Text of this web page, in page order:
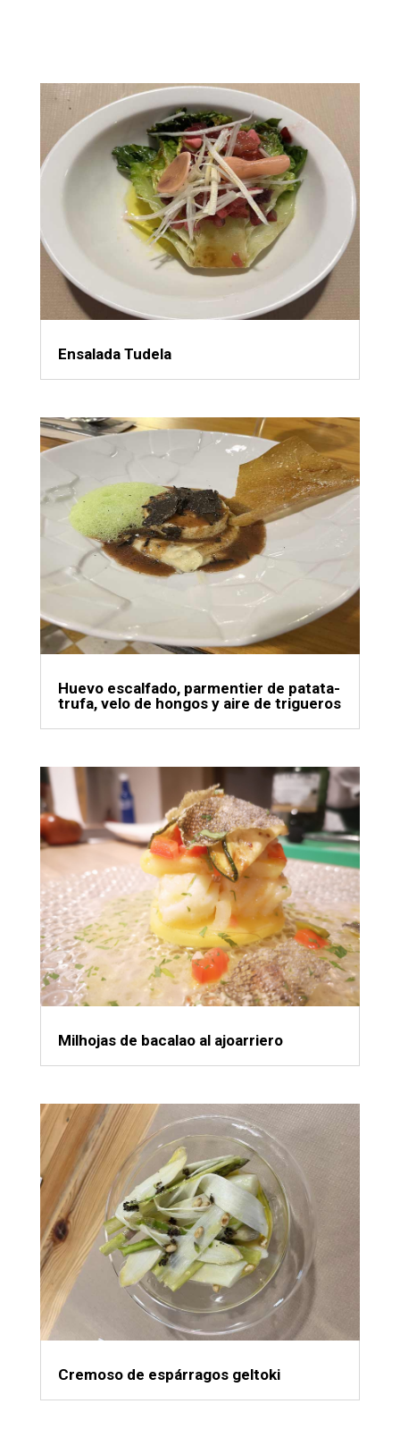
Ensalada Tudela
Huevo escalfado, parmentier de patata-
trufa, velo de hongos y aire de trigueros
Milhojas de bacalao al ajoarriero
Cremoso de espárragos geltoki